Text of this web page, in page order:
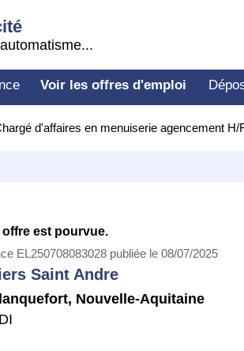
Voir les offres d'emploi
d'affaires en menuiserie agencement H/
offre est pourvue.
EL250708083028 publiée le 08/07/2025
Saint Andre
, Nouvelle-Aquitaine